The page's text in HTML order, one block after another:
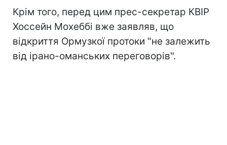
Крім того, перед цим прес-секретар КВІР
Хоссейн Мохеббі вже заявляв, що
відкриття Ормузкої протоки "не залежить
від ірано-оманських переговорів".